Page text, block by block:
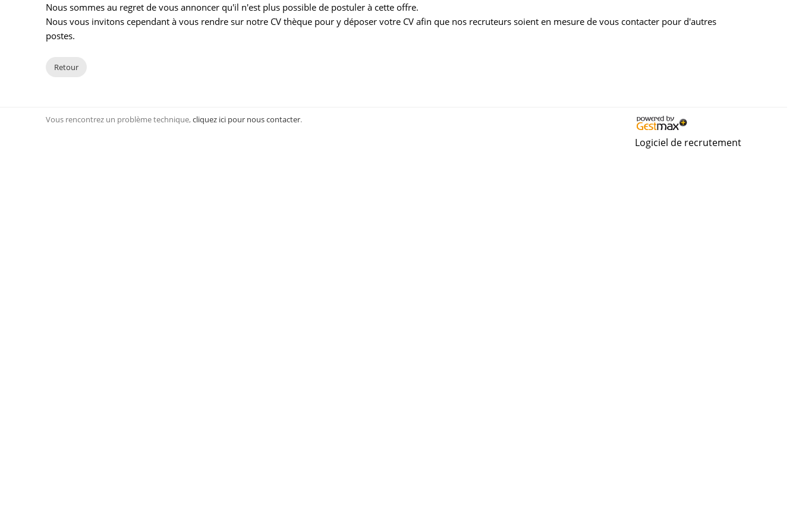
Nous sommes au regret de vous annoncer qu'il n'est plus possible de postuler à cette offre.
Nous vous invitons cependant à vous rendre sur notre CV thèque pour y déposer votre CV afin que nos recruteurs soient en mesure de vous contacter pour d'autres
postes.
Retour
Vous rencontrez un problème technique,cliquez ici pour nous contacter.
Logiciel de recrutement